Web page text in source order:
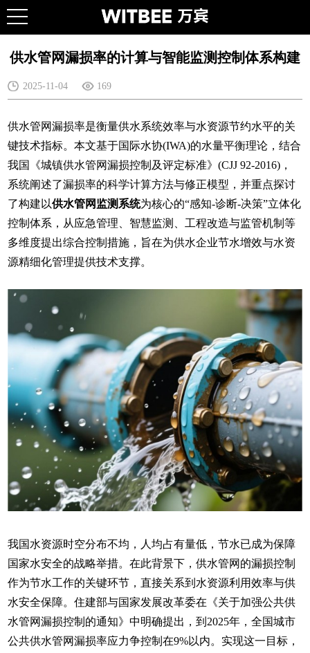
供水管网漏损率的计算与智能监测控制体系构建
2025-11-04 169
供水管网漏损率是衡量供水系统效率与水资源节约水平的关
键技术指标。本文基于国际水协(IWA)的水量平衡理论，结合
我国《城镇供水管网漏损控制及评定标准》(CJJ 92-2016)，
系统阐述了漏损率的科学计算方法与修正模型，并重点探讨
了构建以供水管网监测系统为核心的“感知-诊断-决策”立体化
控制体系，从应急管理、智慧监测、工程改造与监管机制等
多维度提出综合控制措施，旨在为供水企业节水增效与水资
源精细化管理提供技术支撑。
我国水资源时空分布不均，人均占有量低，节水已成为保障
国家水安全的战略举措。在此背景下，供水管网的漏损控制
作为节水工作的关键环节，直接关系到水资源利用效率与供
水安全保障。住建部与国家发展改革委在《关于加强公共供
水管网漏损控制的通知》中明确提出，到2025年，全国城市
公共供水管网漏损率应力争控制在9%以内。实现这一目标，